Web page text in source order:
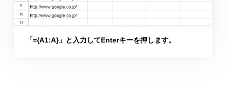
「={A1:A}」と入力してEnterキーを押します。